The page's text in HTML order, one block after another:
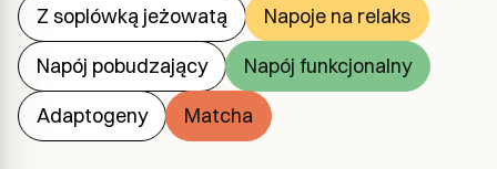
Z soplówką jeżowatą
Napoje na relaks
Napój pobudzający
Napój funkcjonalny
Adaptogeny
Matcha